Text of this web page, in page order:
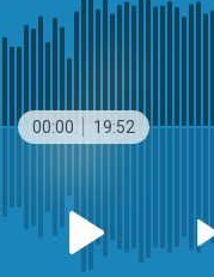
00:00 19:52